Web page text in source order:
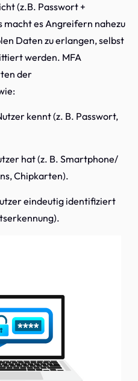
(z.B. Passwort +
es Angreifern nahezu
Daten zu erlangen, selbst
werden. MFA
der
kennt (z. B. Passwort,
hat (z. B. Smartphone/
Chipkarten).
eindeutig identifiziert